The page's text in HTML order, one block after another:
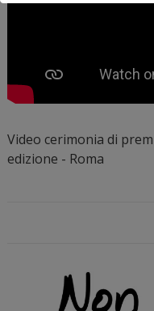
Video cerimonia di
edizione - Roma